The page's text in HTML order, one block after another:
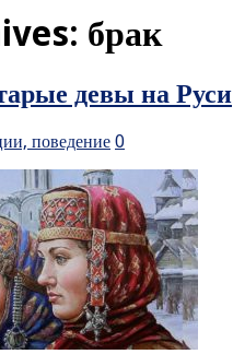
брак
девы на Руси
поведение 0